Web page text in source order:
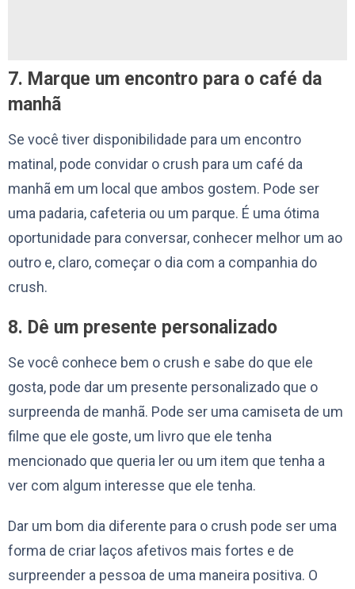
7. Marque um encontro para o café da
manhã
Se você tiver disponibilidade para um encontro
matinal, pode convidar o crush para um café da
manhã em um local que ambos gostem. Pode ser
uma padaria, cafeteria ou um parque. É uma ótima
oportunidade para conversar, conhecer melhor um ao
outro e, claro, começar o dia com a companhia do
crush.
8. Dê um presente personalizado
Se você conhece bem o crush e sabe do que ele
gosta, pode dar um presente personalizado que o
surpreenda de manhã. Pode ser uma camiseta de um
filme que ele goste, um livro que ele tenha
mencionado que queria ler ou um item que tenha a
ver com algum interesse que ele tenha.
Dar um bom dia diferente para o crush pode ser uma
forma de criar laços afetivos mais fortes e de
surpreender a pessoa de uma maneira positiva. O